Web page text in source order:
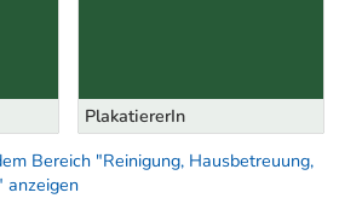
PlakatiererIn
Bereich "Reinigung, Hausbetreuung,
anzeigen